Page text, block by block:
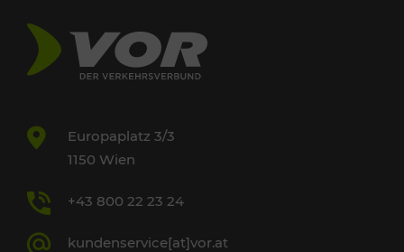
Europaplatz 3/3
1150 Wien
+43 800 22 23 24
kundenservice[at]vor.at